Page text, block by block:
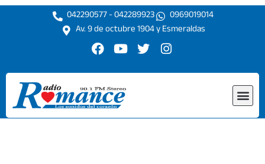
Ir
042290577 - 042289923
0969019014
Av. 9 de octubre 1904 y Esmeraldas
F
c
e
b
o
o
Y
u
t
u
b
e
T
i
r
I
s
r